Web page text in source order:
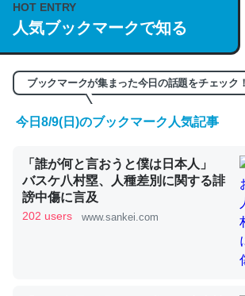
/064121
─GPTの仕組みと限界についての考察（１） -
くらい。小説でいう「ずっと前の伏線」は
ど、短期記憶というには多い分量。進化
かりやすく強くなりそう
─GPTの仕組みと限界についての考察（１） -
HOT ENTRY
人気ブックマークで知る
ブックマークが集まった今日の話題をチェック！
今日8/9(日)のブックマーク人気記事
「誰が何と言おうと僕は日本人」
バスケ八村塁、人種差別に関する誹
謗中傷に言及
202 users www.sankei.com